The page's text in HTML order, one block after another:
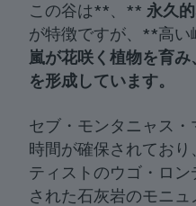
この谷は**、** 永久
が特徴ですが、**高い
嵐が花咲く植物を育み
を形成しています。
セブ・モンタニャス
時間が確保されており
ティストのウゴ・ロ
された石灰岩のモニ